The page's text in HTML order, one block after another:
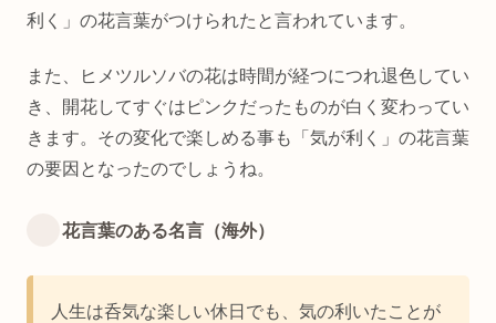
利く」の花言葉がつけられたと言われています。
また、ヒメツルソバの花は時間が経つにつれ退色してい
き、開花してすぐはピンクだったものが白く変わってい
きます。その変化で楽しめる事も「気が利く」の花言葉
の要因となったのでしょうね。
花言葉のある名言（海外）
人生は呑気な楽しい休日でも、気の利いたことが